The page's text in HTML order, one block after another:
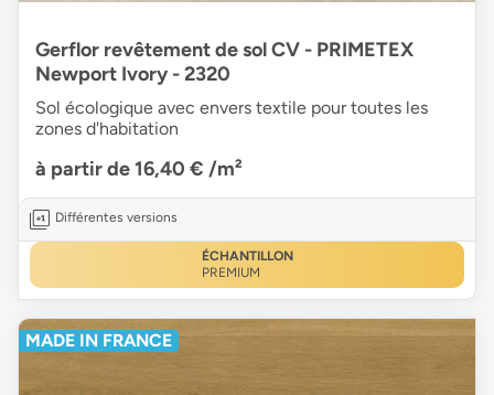
Gerflor revêtement de sol CV - PRIMETEX
Newport Ivory - 2320
Sol écologique avec envers textile pour toutes les
zones d'habitation
à partir de 16,40 € /m²
Différentes versions
ÉCHANTILLON
PREMIUM
MADE IN FRANCE